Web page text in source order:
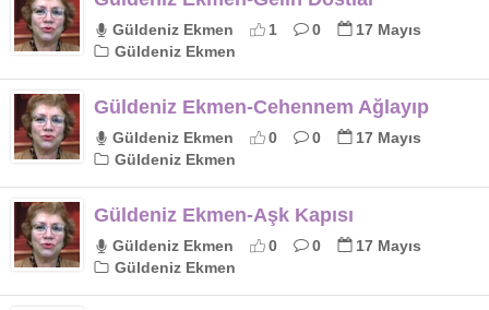
Güldeniz Ekmen 1 0
17 Mayıs
Güldeniz Ekmen
Güldeniz Ekmen-Cehennem Ağlayıp
Güldeniz Ekmen 0 0
17 Mayıs
Güldeniz Ekmen
Güldeniz Ekmen-Aşk Kapısı
Güldeniz Ekmen 0 0
17 Mayıs
Güldeniz Ekmen